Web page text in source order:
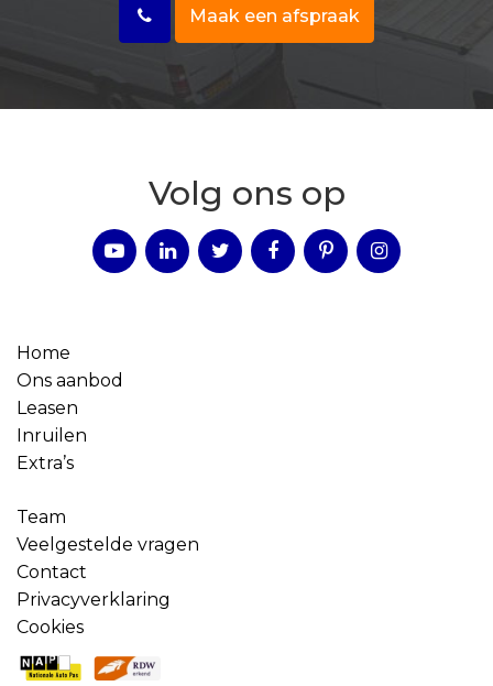
Maak een afspraak
Volg ons op
Home
Ons aanbod
Leasen
Inruilen
Extra’s
Team
Veelgestelde vragen
Contact
Privacyverklaring
Cookies